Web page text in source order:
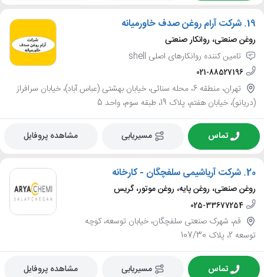
19. شرکت آرام روغن صدف خاورمیانه
روغن صنعتی، روانکار صنعتی
تامین کننده روانکارهای اصلی shell
021-88527196
تهران، منطقه 6، محله سنائی، خیابان بهشتی (عباس آباد)، خیابان سرافراز
(دریانو)، خیابان هفتم، پلاک 19، طبقه سوم، واحد 5
تماس مسیریابی مشاهده پروفایل
20. شرکت آریاشیمی سلفچگان - کارخانه
روغن صنعتی، روغن پایه، روغن موتور، گریس
025-33677254
قم، شهرک صنعتی سلفچگان، خیابان توسعه، کوچه
توسعه 2، پلاک 107/30
تماس مسیریابی مشاهده پروفایل